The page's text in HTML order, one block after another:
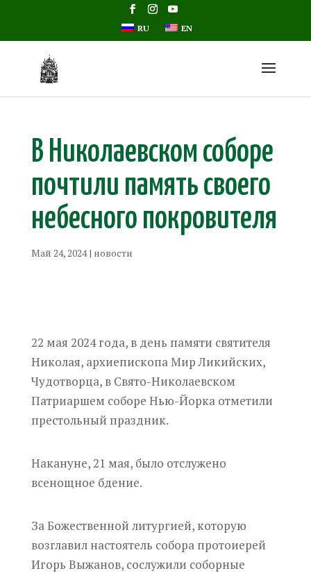
RU EN
В Николаевском соборе
почтили память своего
небесного покровителя
Май 24, 2024| новости
22 мая 2024 года, в день памяти святителя
Николая, архиепископа Мир Ликийских,
Чудотворца, в Свято-Николаевском
Патриаршем соборе Нью-Йорка отметили
престольный праздник.
Накануне, 21 мая, было отслужено
всенощное бдение.
За Божественной литургией, которую
возглавил настоятель собора протоиерей
Игорь Выжанов, сослужили соборные